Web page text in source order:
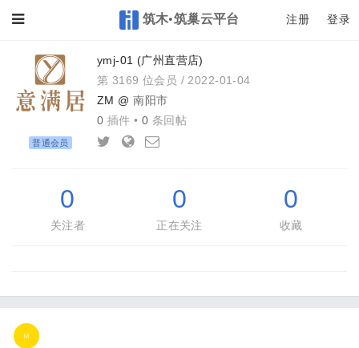
Toggle 筑木•筑巢云平台 注册 登录
普通会员
ymj-01 (广州直营店)
第 3169 位会员 / 2022-01-04
ZM @南阳市
0 插件 • 0 条回帖
0
关注者
0
正在关注
0
收藏